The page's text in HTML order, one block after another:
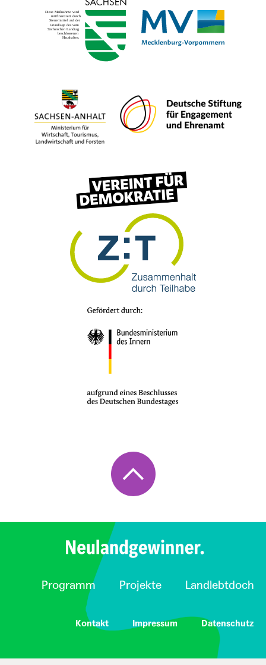
Programm Projekte Landlebtdoch
Kontakt Impressum Datenschutz